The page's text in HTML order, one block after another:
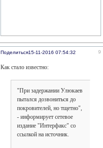
Поделиться 9
15-11-2016 07:54:32
Как стало известно:
"При задержании Улюкаев
пытался дозвониться до
покровителей, но тщетно",
- информирует сетевое
издание "Интерфакс" со
ссылкой на источник.